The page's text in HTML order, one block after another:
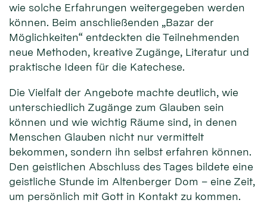
wie solche Erfahrungen weitergegeben werden
können. Beim anschließenden „Bazar der
Möglichkeiten“ entdeckten die Teilnehmenden
neue Methoden, kreative Zugänge, Literatur und
praktische Ideen für die Katechese.
Die Vielfalt der Angebote machte deutlich, wie
unterschiedlich Zugänge zum Glauben sein
können und wie wichtig Räume sind, in denen
Menschen Glauben nicht nur vermittelt
bekommen, sondern ihn selbst erfahren können.
Den geistlichen Abschluss des Tages bildete eine
geistliche Stunde im Altenberger Dom – eine Zeit,
um persönlich mit Gott in Kontakt zu kommen.